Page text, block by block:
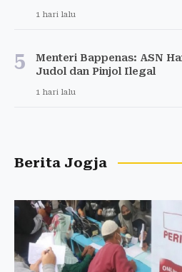
1 hari lalu
5
Menteri Bappenas: ASN
Judol dan Pinjol Ilegal
1 hari lalu
Berita Jogja